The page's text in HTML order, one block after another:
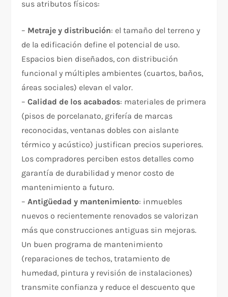
sus atributos físicos:
– Metraje y distribución: el tamaño del terreno y
de la edificación define el potencial de uso.
Espacios bien diseñados, con distribución
funcional y múltiples ambientes (cuartos, baños,
áreas sociales) elevan el valor.
–Calidad de los acabados: materiales de primera
(pisos de porcelanato, grifería de marcas
reconocidas, ventanas dobles con aislante
térmico y acústico) justifican precios superiores.
Los compradores perciben estos detalles como
garantía de durabilidad y menor costo de
mantenimiento a futuro.
–Antigüedad y mantenimiento: inmuebles
nuevos o recientemente renovados se valorizan
más que construcciones antiguas sin mejoras.
Un buen programa de mantenimiento
(reparaciones de techos, tratamiento de
humedad, pintura y revisión de instalaciones)
transmite confianza y reduce el descuento que